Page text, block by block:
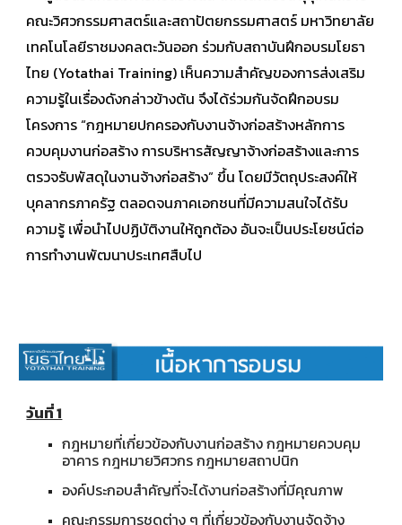
คณะวิศวกรรมศาสตร์และสถาปัตยกรรมศาสตร์ มหาวิทยาลัย
เทคโนโลยีราชมงคลตะวันออก ร่วมกับสถาบันฝึกอบรมโยธา
ไทย (Yotathai Training) เห็นความสำคัญของการส่งเสริม
ความรู้ในเรื่องดังกล่าวข้างต้น จึงได้ร่วมกันจัดฝึกอบรม
โครงการ “กฎหมายปกครองกับงานจ้างก่อสร้างหลักการ
ควบคุมงานก่อสร้าง การบริหารสัญญาจ้างก่อสร้างและการ
ตรวจรับพัสดุในงานจ้างก่อสร้าง” ขึ้น โดยมีวัตถุประสงค์ให้
บุคลากรภาครัฐ ตลอดจนภาคเอกชนที่มีความสนใจได้รับ
ความรู้ เพื่อนำไปปฏิบัติงานให้ถูกต้อง อันจะเป็นประโยชน์ต่อ
การทำงานพัฒนาประเทศสืบไป
วันที่ 1
กฎหมายที่เกี่ยวข้องกับงานก่อสร้าง กฎหมายควบคุม
อาคาร กฎหมายวิศวกร กฎหมายสถาปนิก
องค์ประกอบสำคัญที่จะได้งานก่อสร้างที่มีคุณภาพ
คณะกรรมการชุดต่าง ๆ ที่เกี่ยวข้องกับงานจัดจ้าง